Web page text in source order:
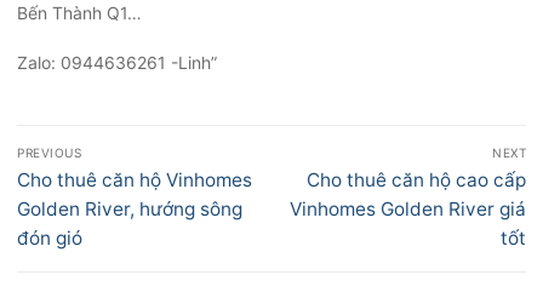
Bến Thành Q1…
Zalo: 0944636261 -Linh”
Điều
hướng
bài
viết
PREVIOUS
Previous
post:
Cho thuê căn hộ Vinhomes
Golden River, hướng sông
đón gió
NEXT
Next
post:
Cho thuê căn hộ cao cấp
Vinhomes Golden River giá
tốt